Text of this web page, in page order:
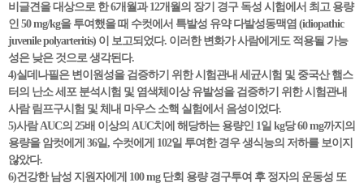
비글견을 대상으로 한 6개월과 12개월의 장기 경구 독성 시험에서 최고 용량
인 50 mg/kg을 투여했을 때 수컷에서 특발성 유약 다발성동맥염 (idiopathic
juvenile polyarteritis) 이 보고되었다. 이러한 변화가 사람에게도 적용될 가능
성은 낮은 것으로 생각된다.
4)실데나필은 변이원성을 검증하기 위한 시험관내 세균시험 및 중국산 햄스
터의 난소 세포 분석시험 및 염색체이상 유발성을 검증하기 위한 시험관내
사람 림프구시험 및 체내 마우스 소핵 실험에서 음성이었다.
5)사람 AUC의 25배 이상의 AUC치에 해당하는 용량인 1일 kg당 60 mg까지의
용량을 암컷에게 36일, 수컷에게 102일 투여한 경우 생식능의 저하를 보이지
않았다.
6)건강한 남성 지원자에게 100 mg 단회 용량 경구투여 후 정자의 운동성 또